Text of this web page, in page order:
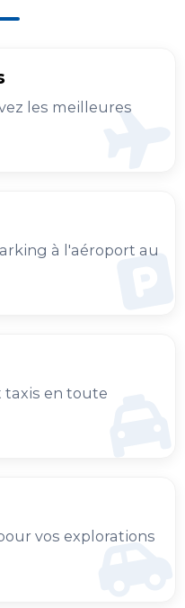
les meilleures
à l'aéroport au
taxis en toute
vos explorations